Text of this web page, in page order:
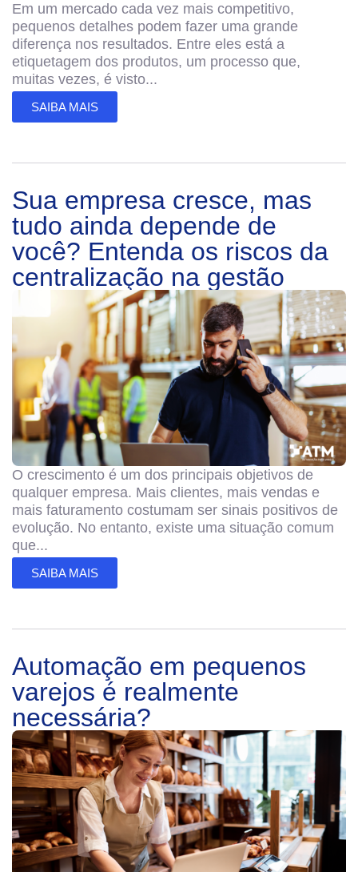
Em um mercado cada vez mais competitivo,
pequenos detalhes podem fazer uma grande
diferença nos resultados. Entre eles está a
etiquetagem dos produtos, um processo que,
muitas vezes, é visto...
SAIBA MAIS
Sua empresa cresce, mas
tudo ainda depende de
você? Entenda os riscos da
centralização na gestão
O crescimento é um dos principais objetivos de
qualquer empresa. Mais clientes, mais vendas e
mais faturamento costumam ser sinais positivos de
evolução. No entanto, existe uma situação comum
que...
SAIBA MAIS
Automação em pequenos
varejos é realmente
necessária?